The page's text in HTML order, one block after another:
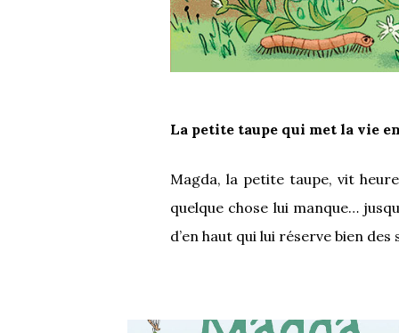
La petite taupe qui met la vie
Magda, la petite taupe, vit
quelque chose lui manque…
d’en haut qui lui réserve bien des